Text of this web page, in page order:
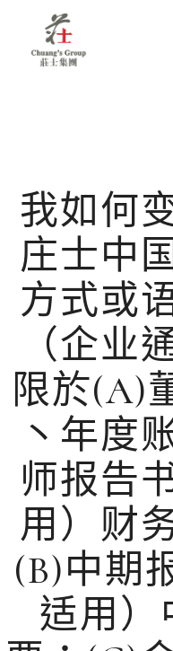
我如何
庄士中
方式或
（企业
限於(A)
丶年度
师报告
用）财
(B)中期
适用）